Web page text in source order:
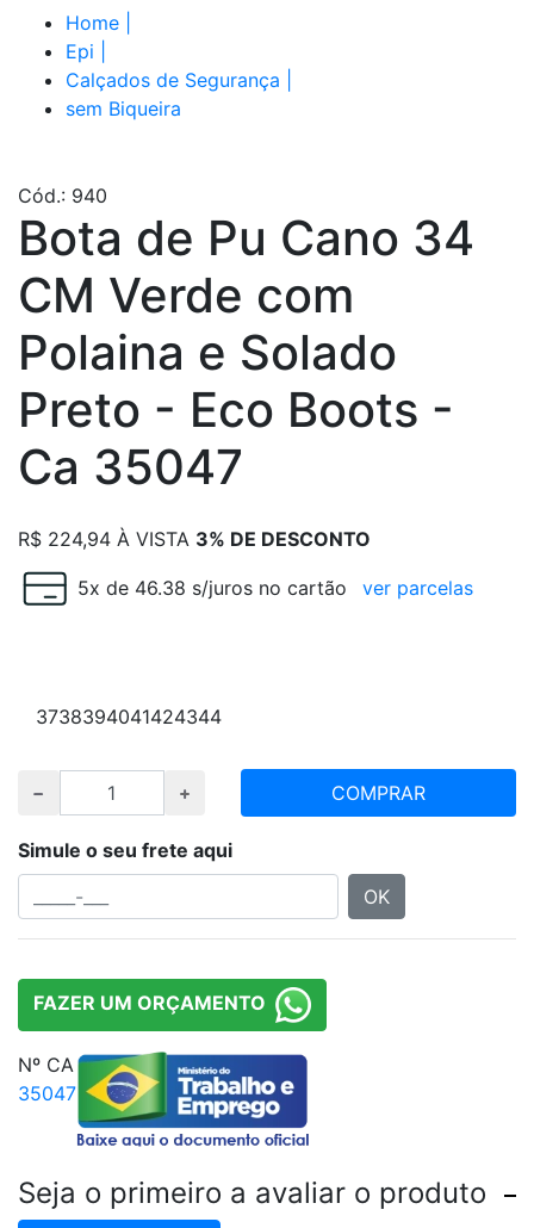
Home
Epi
Calçados de Segurança
sem Biqueira
Cód.: 940
Bota de Pu Cano 34
CM Verde com
Polaina e Solado
Preto - Eco Boots -
Ca 35047
R$ 224,94 À VISTA 3% DE DESCONTO
5x de 46.38 s/juros no cartão ver parcelas
3738394041424344
COMPRAR
Simule o seu frete aqui
OK
FAZER UM ORÇAMENTO
Nº CA
35047
Seja o primeiro a avaliar o produto